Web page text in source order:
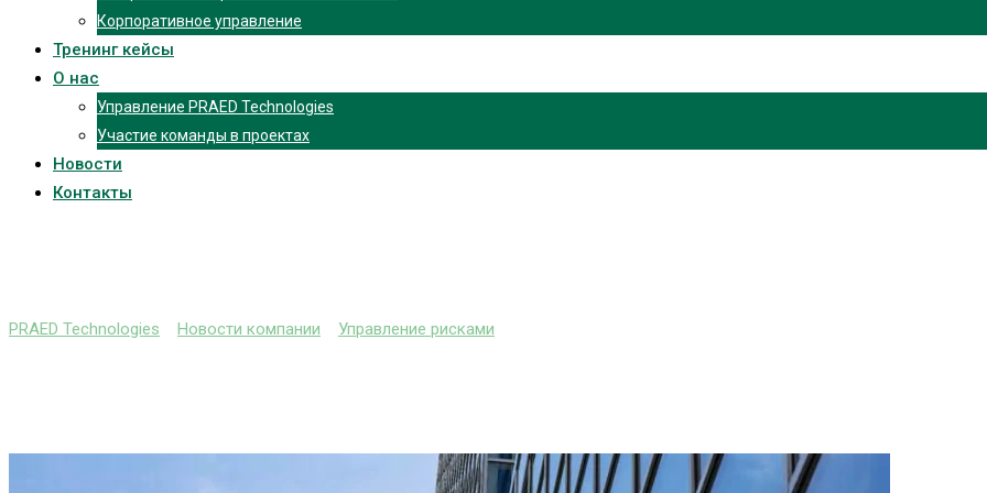
Корпоративное управление
Тренинг кейсы
О нас
Управление PRAED Technologies
Участие команды в проектах
Новости
Контакты
PRAED Technologies Новости компании Управление рисками